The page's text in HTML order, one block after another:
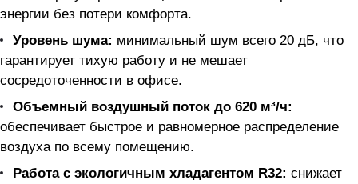
энергии без потери комфорта.
Уровень шума: минимальный шум всего 20 дБ, что
гарантирует тихую работу и не мешает
сосредоточенности в офисе.
Объемный воздушный поток до 620 м³/ч:
обеспечивает быстрое и равномерное распределение
воздуха по всему помещению.
Работа с экологичным хладагентом R32: снижает